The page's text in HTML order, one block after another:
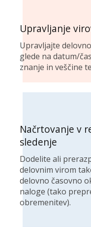
Upravljanje
Upravljajte
glede na datum/
znanje in veščine
Načrtovanje v
sledenje
Dodelite ali
delovnim virom
delovno časovno
naloge (tako
obremenitev).